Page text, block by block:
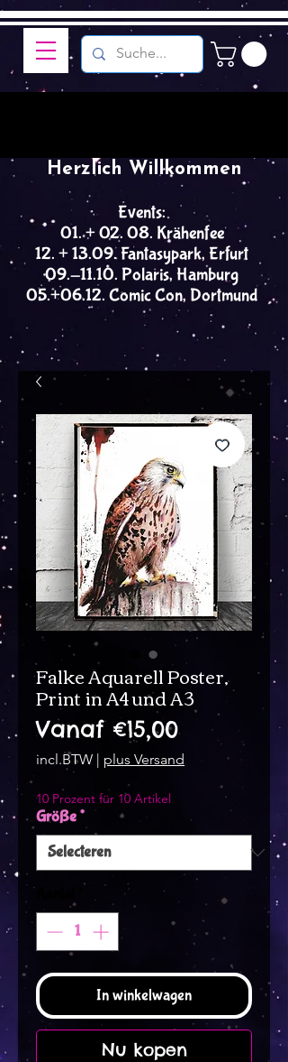
Events:
01. + 02. 08. Krähenfee
12. + 13.09. Fantasypark, Erfurt
09.-11.10. Polaris, Hamburg
05.+06.12. Comic Con, Dortmund
Herzlich Willkommen
Falke Aquarell Poster,
Print in A4 und A3
Vanaf €15,00
incl.BTW | plus Versand
10 Prozent für 10 Artikel
Größe*
In winkelwagen
Nu kopen